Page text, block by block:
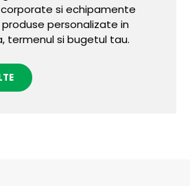
si echipamente
personalizate in
termenul si bugetul tau.